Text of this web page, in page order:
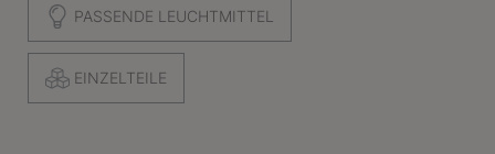
PASSENDE LEUCHTMITTEL
EINZELTEILE